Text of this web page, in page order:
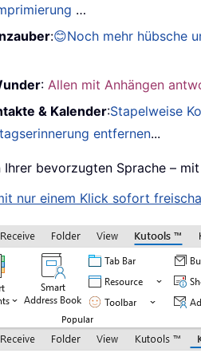
…
:😊Noch mehr hübsche
: Allen mit Anhängen
& Kalender:Stapelweise
entfernen...
Ihrer bevorzugten Sprache –
nur einem Klick sofort